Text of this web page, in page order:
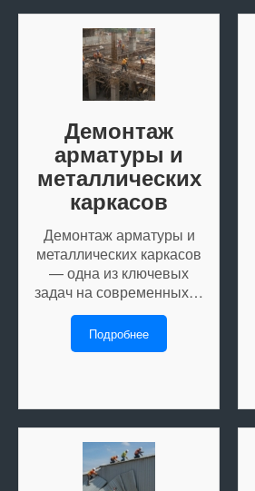
Демонтаж
арматуры и
металлических
каркасов
Демонтаж арматуры и
металлических каркасов
— одна из ключевых
задач на современных…
Подробнее